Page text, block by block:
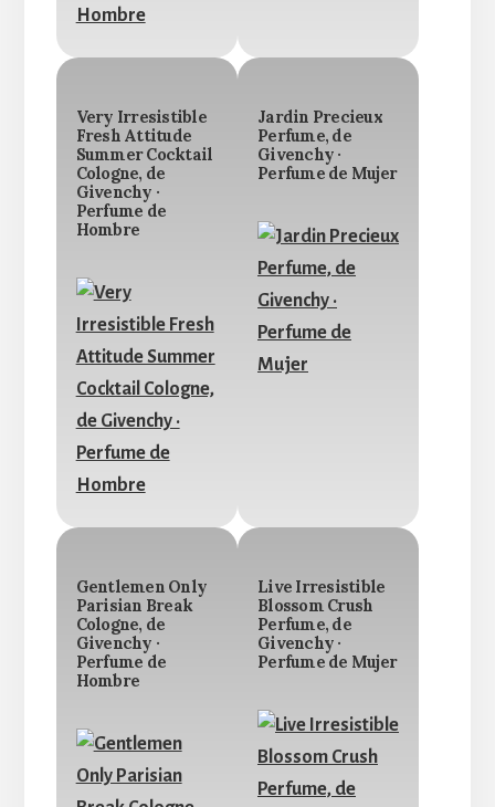
Very Irresistible
Fresh Attitude
Summer Cocktail
Cologne, de
Givenchy ·
Perfume de
Hombre
Jardin Precieux
Perfume, de
Givenchy ·
Perfume de Mujer
Gentlemen Only
Parisian Break
Cologne, de
Givenchy ·
Perfume de
Hombre
Live Irresistible
Blossom Crush
Perfume, de
Givenchy ·
Perfume de Mujer